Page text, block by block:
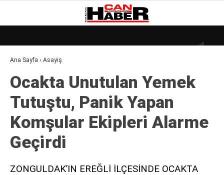
28.9°
GALERİ
DÜNYA
EKONOMI
GÜNDEM
KÜLÜR – SANAT
Ana Sayfa › Asayiş
Ocakta Unutulan Yemek
Tutuştu, Pani̇k Yapan
Komşular Eki̇pleri̇ Alarme
Geçi̇rdi̇
ZONGULDAK’IN EREĞLİ İLÇESİNDE OCAKTA